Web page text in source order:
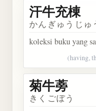
汗牛充棟
かんぎゅうじゅ
koleksi buku yang
(having,
菊牛蒡
きくごぼう